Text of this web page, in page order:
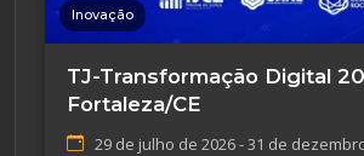
Inovação
TJ-Transformação Digital
Fortaleza/CE
29 de julho de 2026 - 31 de